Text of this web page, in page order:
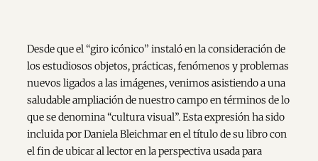
Desde que el “giro icónico” instaló en la consideración de
los estudiosos objetos, prácticas, fenómenos y problemas
nuevos ligados a las imágenes, venimos asistiendo a una
saludable ampliación de nuestro campo en términos de lo
que se denomina “cultura visual”. Esta expresión ha sido
incluida por Daniela Bleichmar en el título de su libro con
el fin de ubicar al lector en la perspectiva usada para